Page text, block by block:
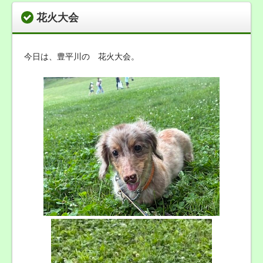
花火大会
今日は、豊平川の 花火大会。